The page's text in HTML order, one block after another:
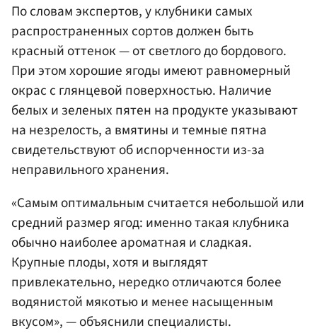
По словам экспертов, у клубники самых
распространенных сортов должен быть
красный оттенок — от светлого до бордового.
При этом хорошие ягоды имеют равномерный
окрас с глянцевой поверхностью. Наличие
белых и зеленых пятен на продукте указывают
на незрелость, а вмятины и темные пятна
свидетельствуют об испорченности из-за
неправильного хранения.
«Самым оптимальным считается небольшой или
средний размер ягод: именно такая клубника
обычно наиболее ароматная и сладкая.
Крупные плоды, хотя и выглядят
привлекательно, нередко отличаются более
водянистой мякотью и менее насыщенным
вкусом», — объяснили специалисты.